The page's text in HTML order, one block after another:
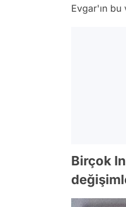
Evgar'ın bu
Birçok